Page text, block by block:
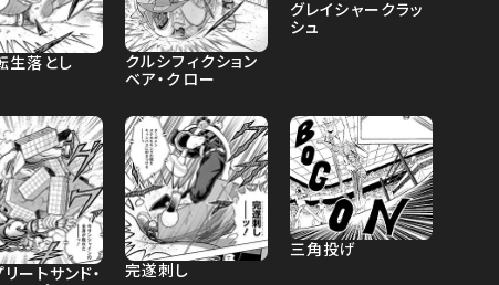
生落とし
クルシフィクション
ベア・クロー
グレイシャークラッ
シュ
ートサンド・
完遂刺し
三角投げ